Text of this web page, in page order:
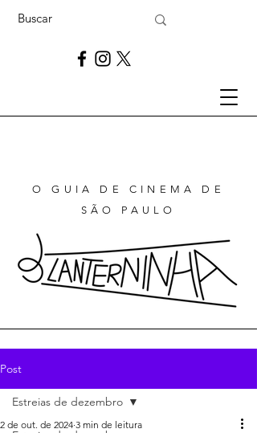
O GUIA DE CINEMA DE
SÃO PAULO
Post
Estreias de dezembro
2 de out. de 2024 3 min de leitura